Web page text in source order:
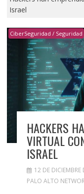
Israel
CiberSeguridad / Seguridad
HACKERS
VIRTUAL
ISRAEL
12 DE DICIEMBRE
PALO ALTO